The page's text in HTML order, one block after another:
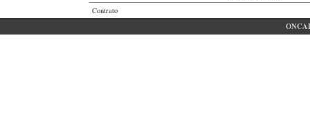
Contrato